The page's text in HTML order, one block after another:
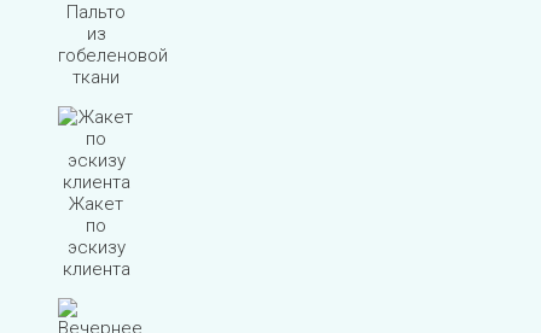
Пальто
из
гобеленовой
ткани
Жакет
по
эскизу
клиента